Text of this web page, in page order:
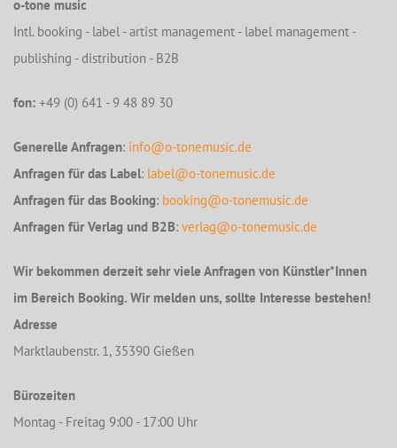
o-tone music
Intl. booking - label - artist management - label management -
publishing - distribution - B2B
fon: +49 (0) 641 - 9 48 89 30
Generelle Anfragen: info@o-tonemusic.de
Anfragen für das Label: label@o-tonemusic.de
Anfragen für das Booking: booking@o-tonemusic.de
Anfragen für Verlag und B2B: verlag@o-tonemusic.de
Wir bekommen derzeit sehr viele Anfragen von Künstler*Innen
im Bereich Booking. Wir melden uns, sollte Interesse bestehen!
Adresse
Marktlaubenstr. 1, 35390 Gießen
Bürozeiten
Montag - Freitag 9:00 - 17:00 Uhr